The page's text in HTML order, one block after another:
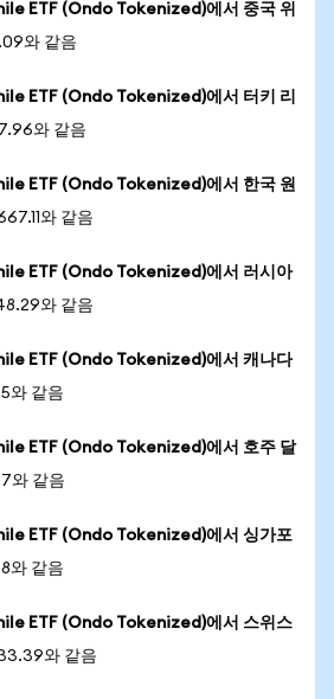
ETF (Ondo Tokenized)에서 중국 위
와 같음
ETF (Ondo Tokenized)에서 터키 리
와 같음
ETF (Ondo Tokenized)에서 한국 원
와 같음
ETF (Ondo Tokenized)에서 러시아
와 같음
ETF (Ondo Tokenized)에서 캐나다
와 같음
ETF (Ondo Tokenized)에서 호주 달
와 같음
ETF (Ondo Tokenized)에서 싱가포
와 같음
ETF (Ondo Tokenized)에서 스위스
와 같음